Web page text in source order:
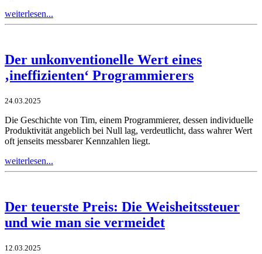
weiterlesen...
Der unkonventionelle Wert eines
‚ineffizienten‘ Programmierers
24.03.2025
Die Geschichte von Tim, einem Programmierer, dessen individuelle
Produktivität angeblich bei Null lag, verdeutlicht, dass wahrer Wert
oft jenseits messbarer Kennzahlen liegt.
weiterlesen...
Der teuerste Preis: Die Weisheitssteuer
und wie man sie vermeidet
12.03.2025